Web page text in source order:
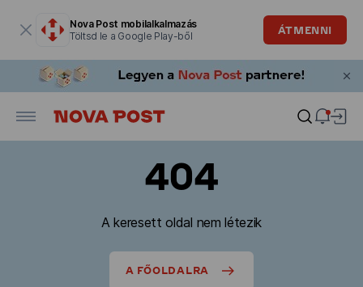
Nova Post mobilalkalmazás
Töltsd le a Google Play-ből
ÁTMENNI
404
A keresett oldal nem létezik
A FŐOLDALRA